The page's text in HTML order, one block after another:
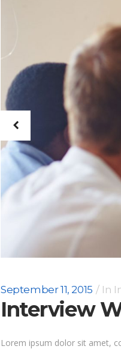
September 11, 2015 In
Interview
Lorem ipsum dolor sit amet,